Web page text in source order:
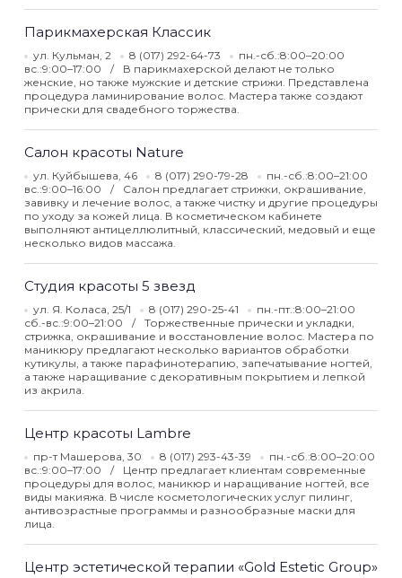
Парикмахерская Классик
ул. Кульман, 2 8 (017) 292-64-73
пн.-сб.:8:00–20:00
вс.:9:00–17:00
В парикмахерской делают не только
женские, но также мужские и детские стрижи. Представлена
процедура ламинирование волос. Мастера также создают
прически для свадебного торжества.
Салон красоты Nature
ул. Куйбышева, 46 8 (017) 290-79-28
пн.-сб.:8:00–21:00
вс.:9:00–16:00
Салон предлагает стрижки, окрашивание,
завивку и лечение волос, а также чистку и другие процедуры
по уходу за кожей лица. В косметическом кабинете
выполняют антицеллюлитный, классический, медовый и еще
несколько видов массажа.
Студия красоты 5 звезд
ул. Я. Коласа, 25/1 8 (017) 290-25-41
пн.-пт.:8:00–21:00
сб.-вс.:9:00–21:00
Торжественные прически и укладки,
стрижка, окрашивание и восстановление волос. Мастера по
маникюру предлагают несколько вариантов обработки
кутикулы, а также парафинотерапию, запечатывание ногтей,
а также наращивание с декоративным покрытием и лепкой
из акрила.
Центр красоты Lambre
пр-т Машерова, 30 8 (017) 293-43-39
пн.-сб.:8:00–20:00
вс.:9:00–17:00
Центр предлагает клиентам современные
процедуры для волос, маникюр и наращивание ногтей, все
виды макияжа. В числе косметологических услуг пилинг,
антивозрастные программы и разнообразные маски для
лица.
Центр эстетической терапии «Gold Estetic Group»